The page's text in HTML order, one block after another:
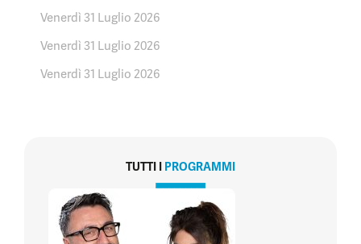
Venerdì 31 Luglio 2026
Venerdì 31 Luglio 2026
Venerdì 31 Luglio 2026
TUTTI I PROGRAMMI